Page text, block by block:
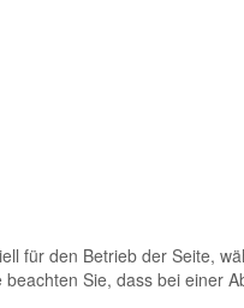
für den Betrieb der Seite,
Sie, dass bei einer